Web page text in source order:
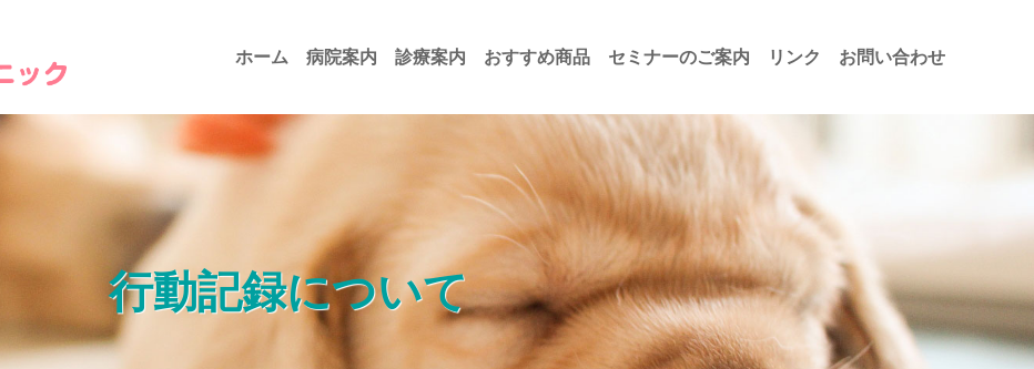
ホーム 病院案内 診療案内 おすすめ商品 セミナーのご案内 リンク お問い合わせ
行動記録について